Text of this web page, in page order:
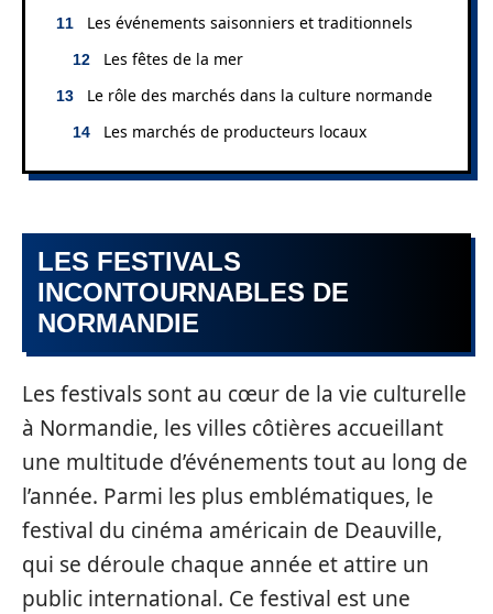
Les événements saisonniers et traditionnels
Les fêtes de la mer
Le rôle des marchés dans la culture normande
Les marchés de producteurs locaux
LES FESTIVALS
INCONTOURNABLES DE
NORMANDIE
Les festivals sont au cœur de la vie culturelle
à Normandie, les villes côtières accueillant
une multitude d’événements tout au long de
l’année. Parmi les plus emblématiques, le
festival du cinéma américain de Deauville,
qui se déroule chaque année et attire un
public international. Ce festival est une